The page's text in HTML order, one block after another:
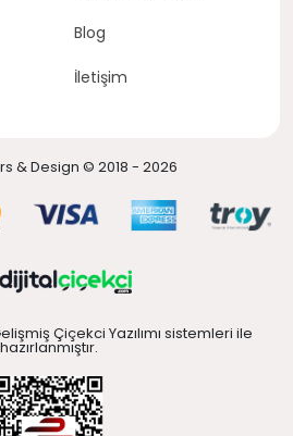
Blog
İletişim
& Design © 2018 - 2026
Çiçekci Yazılımı sistemleri ile
hazırlanmıştır.